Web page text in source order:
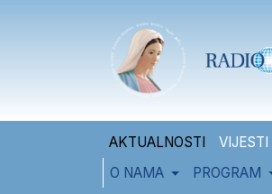
AKTUALNOSTI VIJESTI
O NAMA
PROGRAM